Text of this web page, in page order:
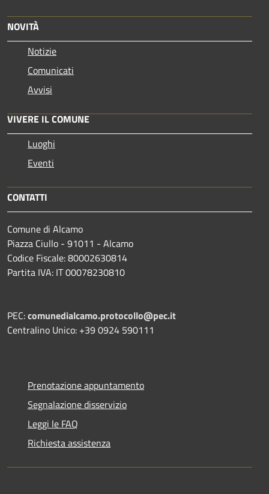
NOVITÀ
Notizie
Comunicati
Avvisi
VIVERE IL COMUNE
Luoghi
Eventi
CONTATTI
Comune di Alcamo
Piazza Ciullo - 91011 - Alcamo
Codice Fiscale: 80002630814
Partita IVA: IT 00078230810
PEC:comunedialcamo.protocollo@pec.it
Centralino Unico: +39 0924 590111
Prenotazione appuntamento
Segnalazione disservizio
Leggi le FAQ
Richiesta assistenza